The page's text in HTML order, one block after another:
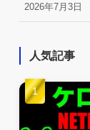
2026年7月3日
人気記事